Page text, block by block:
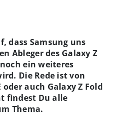
dass Samsung uns
Ableger des Galaxy Z
ein weiteres
Die Rede ist von
oder auch Galaxy Z Fold
findest Du alle
Thema.